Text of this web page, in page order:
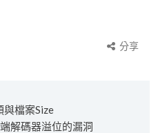
分享
與檔案Size
解碼器溢位的漏洞